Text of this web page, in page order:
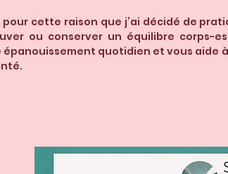
pour cette raison que j’ai décidé de
ou conserver un équilibre corps-
quotidien et vous aide